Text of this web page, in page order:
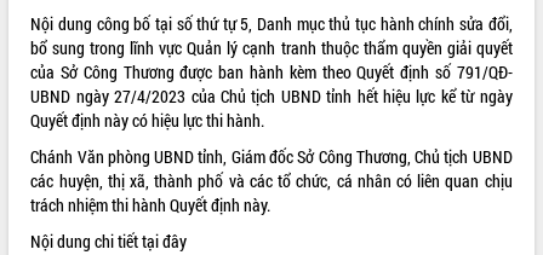
LIÊN KẾT WEB
Nội dung công bố tại số thứ tự 5, Danh mục thủ tục hành chính sửa đổi,
bổ sung trong lĩnh vực Quản lý cạnh tranh thuộc thẩm quyền giải quyết
của Sở Công Thương được ban hành kèm theo Quyết định số 791/QĐ-
UBND ngày 27/4/2023 của Chủ tịch UBND tỉnh hết hiệu lực kể từ ngày
Quyết định này có hiệu lực thi hành.
Chánh Văn phòng UBND tỉnh, Giám đốc Sở Công Thương, Chủ tịch UBND
các huyện, thị xã, thành phố và các tổ chức, cá nhân có liên quan chịu
trách nhiệm thi hành Quyết định này.
Nội dung chi tiếttại đây